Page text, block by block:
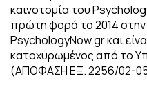
καινοτομία του
πρώτη φορά το 2014
PsychologyNow.gr και
κατοχυρωμένος από το
(ΑΠΟΦΑΣΗ ΕΞ. 2256/02-